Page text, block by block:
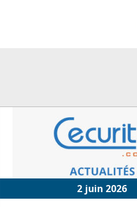
2 juin 2026